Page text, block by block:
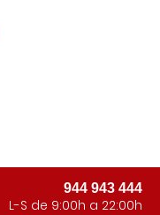
944 943 444
L-S de 9:00h a 22:00h